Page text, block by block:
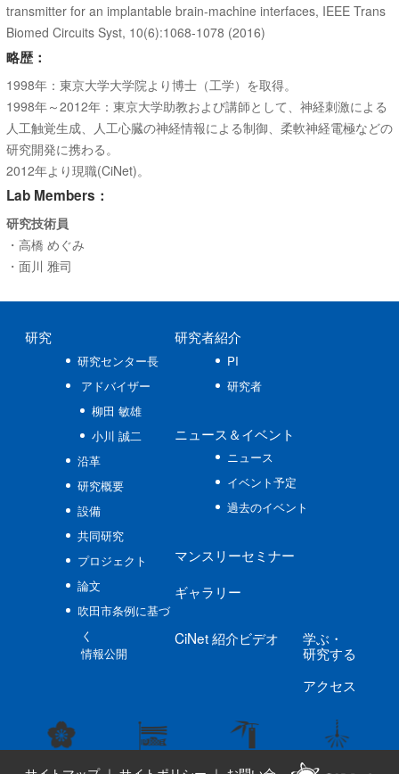
transmitter for an implantable brain-machine interfaces, IEEE Trans
Biomed Circuits Syst, 10(6):1068-1078 (2016)
略歴：
1998年：東京大学大学院より博士（工学）を取得。
1998年～2012年：東京大学助教および講師として、神経刺激による
人工触覚生成、人工心臓の神経情報による制御、柔軟神経電極などの
研究開発に携わる。
2012年より現職(CiNet)。
Lab Members：
研究技術員
・高橋 めぐみ
・面川 雅司
研究
研究センター長
アドバイザー
柳田 敏雄
小川 誠二
沿革
研究概要
設備
共同研究
プロジェクト
論文
吹田市条例に基づ
く
情報公開
研究者紹介
PI
研究者
ニュース ＆イベント
ニュース
イベント予定
過去のイベント
マンスリーセミナー
ギャラリー
CiNet紹介ビデオ 学ぶ ・
研究する
アクセス